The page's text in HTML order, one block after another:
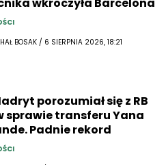
BOSAK / 6 SIERPNIA 2026, 18:21
porozumiał się z RB
sprawie transferu Yana
Padnie rekord